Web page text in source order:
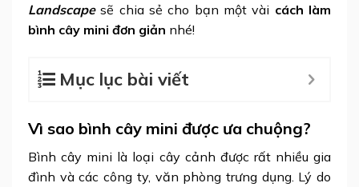
Landscapesẽ chia sẻ cho bạn một vài cách làm
bình cây mini đơn giản nhé!
Mục lục bài viết
Vì sao bình cây mini được ưa chuộng?
Bình cây mini là loại cây cảnh được rất nhiều gia
đình và các công ty, văn phòng trưng dụng. Lý do